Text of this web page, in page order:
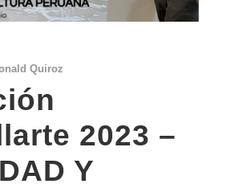
Quiroz
2023 –
Y